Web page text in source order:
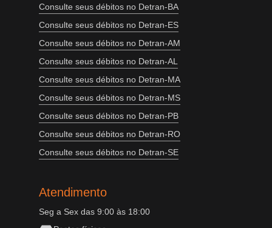
Consulte seus débitos no Detran-BA
Consulte seus débitos no Detran-ES
Consulte seus débitos no Detran-AM
Consulte seus débitos no Detran-AL
Consulte seus débitos no Detran-MA
Consulte seus débitos no Detran-MS
Consulte seus débitos no Detran-PB
Consulte seus débitos no Detran-RO
Consulte seus débitos no Detran-SE
Atendimento
Seg a Sex das 9:00 às 18:00